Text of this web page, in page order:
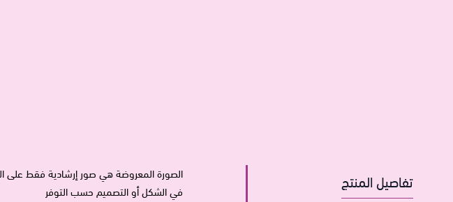
تفاصيل المنتج
في الشكل أو التصميم حسب التوفر